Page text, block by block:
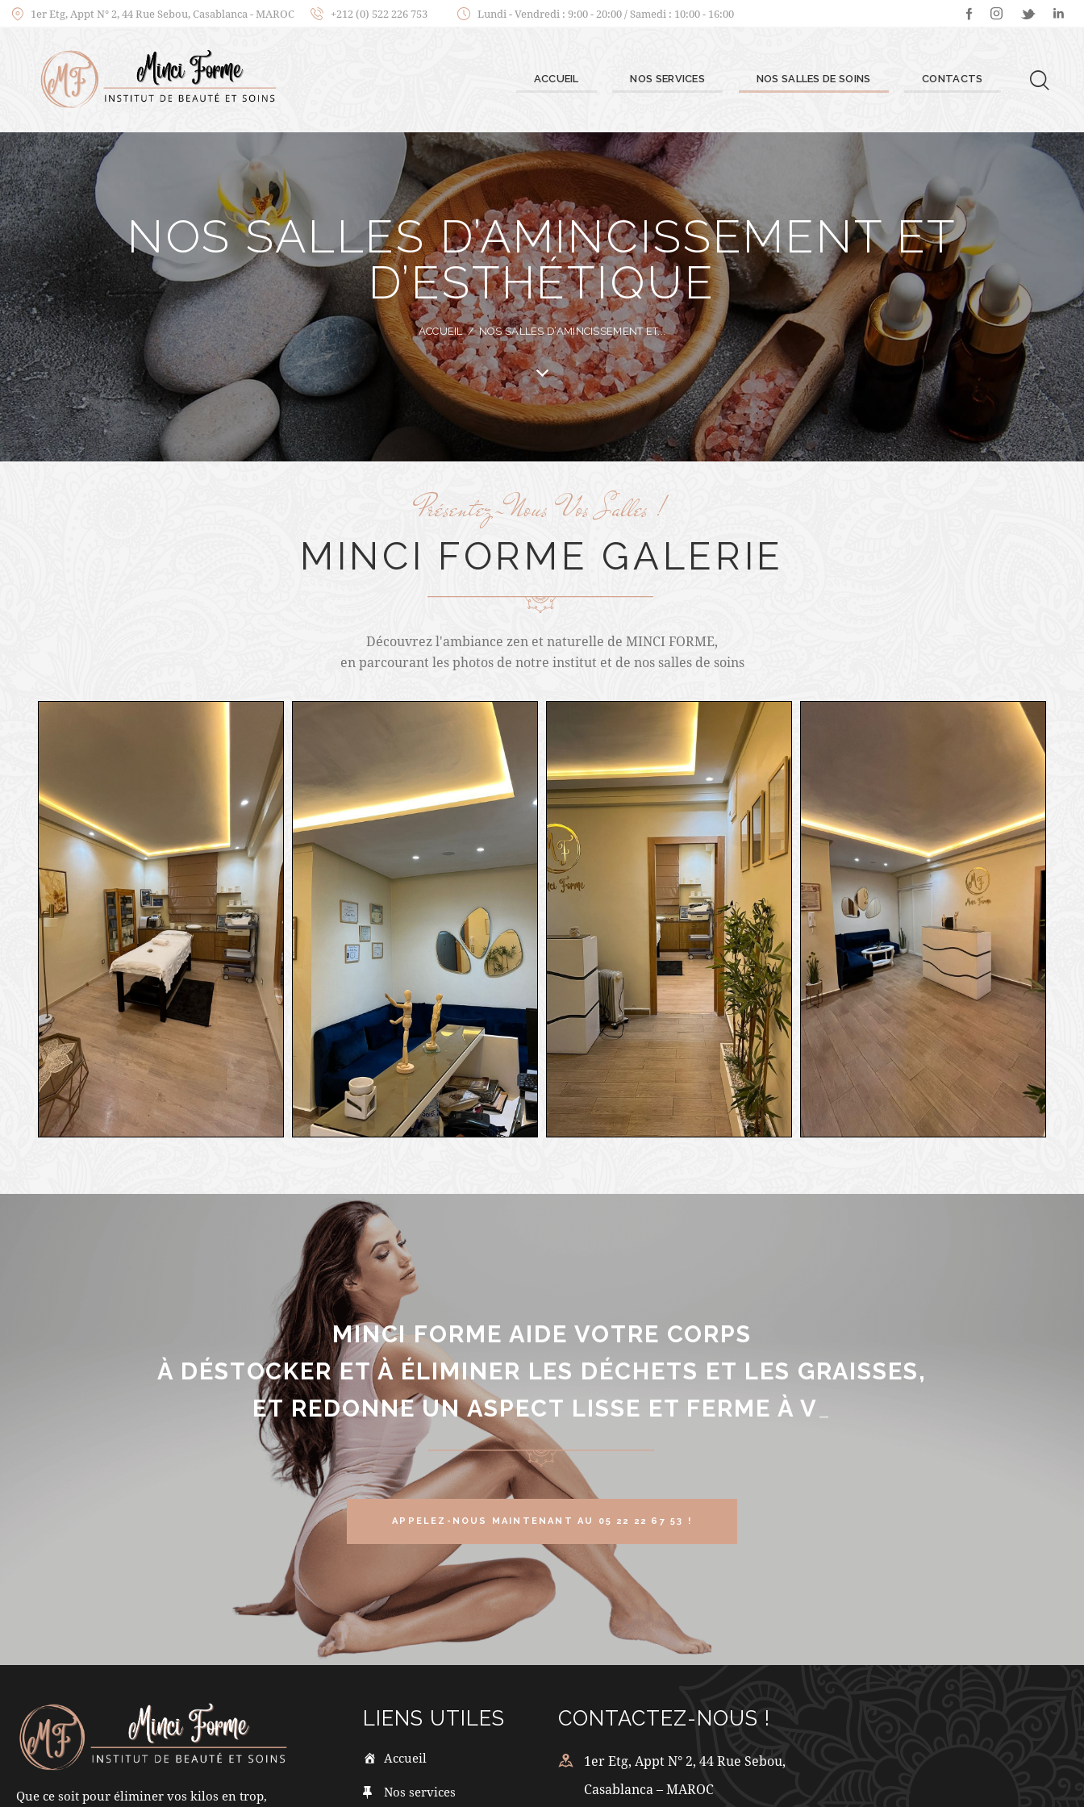
1er Etg, Appt N° 2, 44 Rue Sebou, Casablanca - MAROC +212 (0) 522 226 753 Lundi - Vendredi : 9:00 - 20:00 / Samedi : 10:00 - 16:00
ACCUEIL NOS SERVICES NOS SALLES DE SOINS CONTACTS
NOS SALLES D’AMINCISSEMENT ET
D’ESTHÉTIQUE
ACCUEIL NOS SALLES D’AMINCISSEMENT ET...
Présentez-Nous Vos Salles !
MINCI FORME GALERIE
Découvrez l'ambiance zen et naturelle de MINCI FORME,
en parcourant les photos de notre institut et de nos salles de soins
MINCI FORME AIDE VOTRE CORPS
À DÉSTOCKER ET À ÉLIMINER LES DÉCHETS ET LES GRAISSES,
ET REDONNE UN ASPECTLISSE ET FERME À VOTRE PEAU
APPELEZ-NOUS MAINTENANT AU 05 22 22 67 53 !
Que ce soit pour éliminer vos kilos en trop,
LIENS UTILES
Accueil
Nos services
CONTACTEZ-NOUS !
1er Etg, Appt N° 2, 44 Rue Sebou,
Casablanca – MAROC